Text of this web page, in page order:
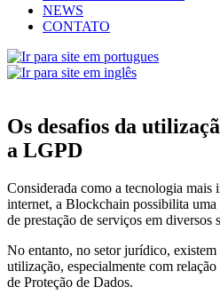
NEWS
CONTATO
Os desafios da
a LGPD
Considerada como a tecnologia mais
internet, a Blockchain possibilita
de prestação de serviços em diversos
No entanto, no setor jurídico, existem
utilização, especialmente com
de Proteção de Dados.